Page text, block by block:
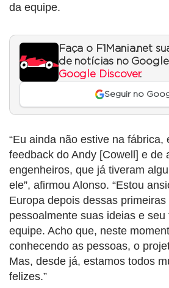
da equipe.
Faça o F1Mania.net
de notícias no
Google Discover.
Seguir no
“Eu ainda não estive na fábrica,
feedback do Andy [Cowell] e de
engenheiros, que já tiveram
ele”, afirmou Alonso. “Estou
Europa depois dessas
pessoalmente suas ideias e
equipe. Acho que, neste
conhecendo as pessoas, o
Mas, desde já, estamos todos
felizes.”